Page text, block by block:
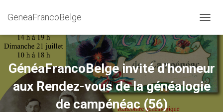
GeneaFrancoBelge
É
P
L
E
R
L
GénéaFrancoBelge invité d’honneur
aux Rendez-vous de la généalogie
de campénéac (56)